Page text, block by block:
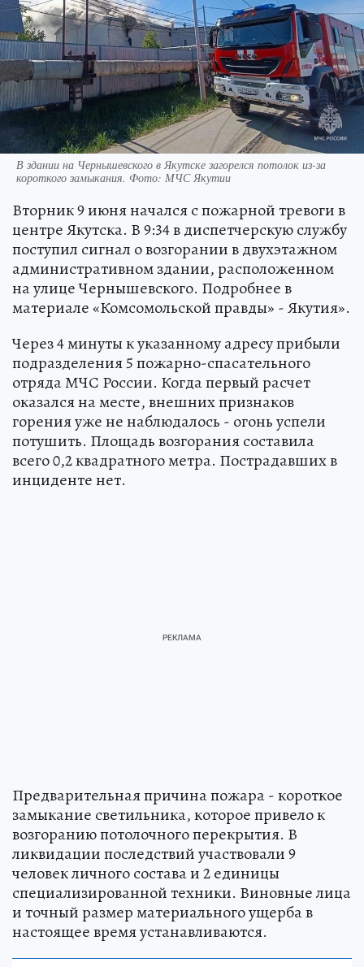
В здании на Чернышевского в Якутске загорелся потолок из-за
короткого замыкания. Фото: МЧС Якутии
Вторник 9 июня начался с пожарной тревоги в
центре Якутска. В 9:34 в диспетчерскую службу
поступил сигнал о возгорании в двухэтажном
административном здании, расположенном
на улице Чернышевского. Подробнее в
материале «Комсомольской правды» - Якутия».
Через 4 минуты к указанному адресу прибыли
подразделения 5 пожарно-спасательного
отряда МЧС России. Когда первый расчет
оказался на месте, внешних признаков
горения уже не наблюдалось - огонь успели
потушить. Площадь возгорания составила
всего 0,2 квадратного метра. Пострадавших в
инциденте нет.
Предварительная причина пожара - короткое
замыкание светильника, которое привело к
возгоранию потолочного перекрытия. В
ликвидации последствий участвовали 9
человек личного состава и 2 единицы
специализированной техники. Виновные лица
и точный размер материального ущерба в
настоящее время устанавливаются.